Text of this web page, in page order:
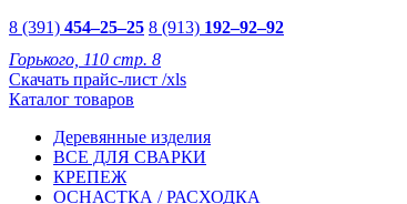
8 (391) 454–25–25 8 (913) 192–92–92
Горького, 110 стр. 8
Скачать прайс-лист /xls
Каталог товаров
Деревянные изделия
ВСЕ ДЛЯ СВАРКИ
КРЕПЕЖ
ОСНАСТКА / РАСХОДКА